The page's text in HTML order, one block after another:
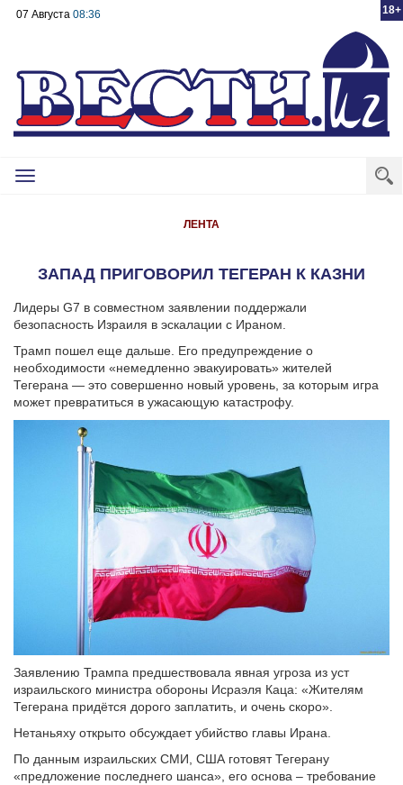
18+
07 Августа 08:36
Toggle
ЛЕНТА
ЗАПАД ПРИГОВОРИЛ ТЕГЕРАН К КАЗНИ
Лидеры G7 в совместном заявлении поддержали
безопасность Израиля в эскалации с Ираном.
Трамп пошел еще дальше. Его предупреждение о
необходимости «немедленно эвакуировать» жителей
Тегерана — это совершенно новый уровень, за которым игра
может превратиться в ужасающую катастрофу.
Заявлению Трампа предшествовала явная угроза из уст
израильского министра обороны Исраэля Каца: «Жителям
Тегерана придётся дорого заплатить, и очень скоро».
Нетаньяху открыто обсуждает убийство главы Ирана.
По данным израильских СМИ, США готовят Тегерану
«предложение последнего шанса», его основа – требование